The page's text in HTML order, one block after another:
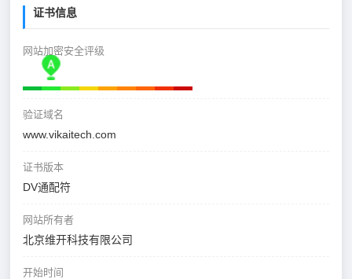
证书信息
网站加密安全评级
验证域名
www.vikaitech.com
证书版本
DV通配符
网站所有者
北京维开科技有限公司
开始时间